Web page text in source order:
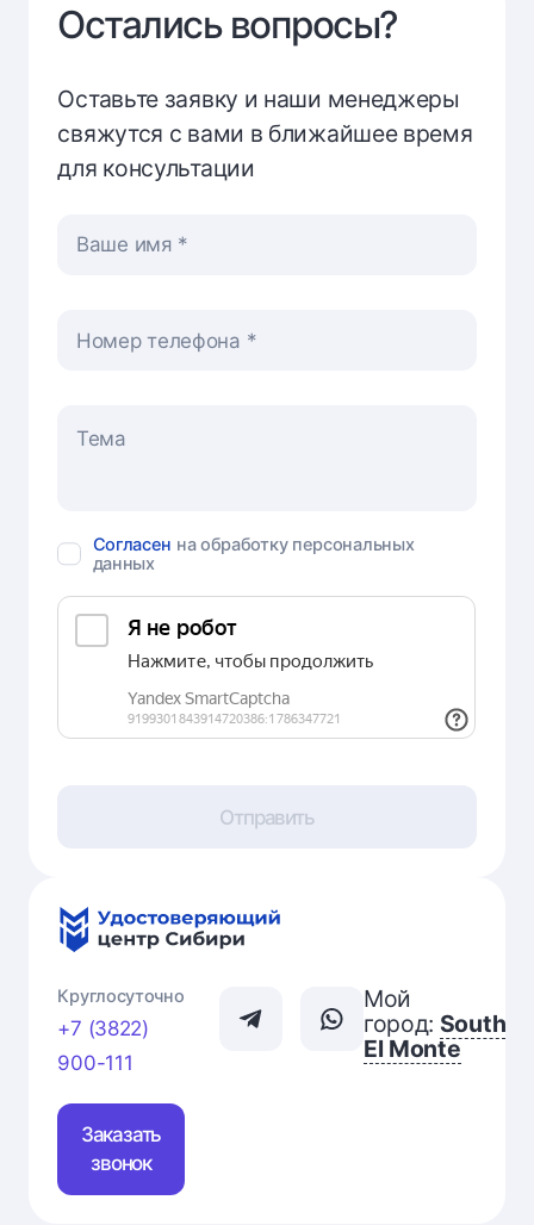
Остались вопросы?
Оставьте заявку и наши менеджеры
свяжутся с вами в ближайшее время
для консультации
Ваше имя
Номер телефона
Согласен на обработку персональных
данных
Отправить
Круглосуточно
+7 (3822)
900-111
Заказать
звонок
Мой
город: South
El Monte